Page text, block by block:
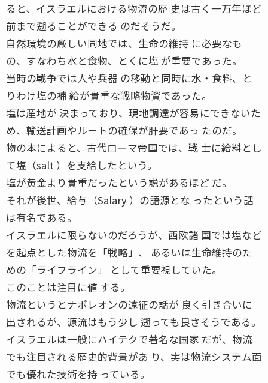
ると、イスラエルにおける物流の歴 史は古く一万年ほど
前まで遡ることができる のだそうだ。
自然環境の厳しい同地では、生命の維持 に必要なも
の、すなわち水と食物、とくに塩 が重要であった。
当時の戦争では人や兵器 の移動と同時に水・食料、と
りわけ塩の補 給が貴重な戦略物資であった。
塩は産地が 決まっており、現地調達が容易にできないた
め、輸送計画やルートの確保が肝要であっ たのだ。
物の本によると、古代ローマ帝国では、戦 士に給料とし
て塩（salt ）を支給したという。
塩が黄金より貴重だったという説があるほど だ。
それが後世、給与（Salary ）の語源とな ったという話
は有名である。
イスラエルに限らないのだろうが、西欧諸 国では塩など
を起点とした物流を「戦略」、 あるいは生命維持のた
めの「ライフライン」 として重要視していた。
このことは注目に値 する。
物流というとナポレオンの遠征の話が 良く引き合いに
出されるが、源流はもう少し 遡っても良さそうである。
イスラエルは一般にハイテクで著名な国家 だが、物流
でも注目される歴史的背景があ り、実は物流システム面
でも優れた技術を持 っている。